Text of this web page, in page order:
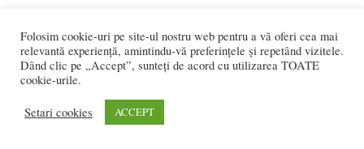
Folosim cookie-uri pe site-ul nostru web pentru a vă oferi cea mai
relevantă experiență, amintindu-vă preferințele și repetând vizitele.
Dând clic pe „Accept”, sunteți de acord cu utilizarea TOATE
cookie-urile.
Setari cookies ACCEPT